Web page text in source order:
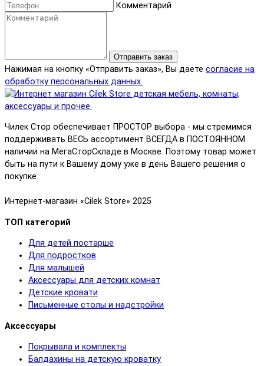
Комментарий
Отправить заказ
Нажимая на кнопку «Отправить заказ», Вы даете согласие на
обработку персональных данных.
Чилек Стор обеспечивает ПРОСТОР выбора - мы стремимся
поддерживать ВЕСЬ ассортимент ВСЕГДА в ПОСТОЯННОМ
наличии на МегаСторСкладе в Москве. Поэтому товар может
быть на пути к Вашему дому уже в день Вашего решения о
покупке.
Интернет-магазин «Cilek Store» 2025
ТОП категорий
Для детей постарше
Для подростков
Для малышей
Аксессуары для детских комнат
Детские кровати
Письменные столы и надстройки
Аксессуары
Покрывала и комплекты
Балдахины на детскую кроватку